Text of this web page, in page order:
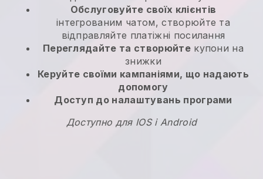
Обслуговуйте своїх клієнтів
інтегрованим чатом, створюйте та
відправляйте платіжні посилання
Переглядайте та створюйтекупони на
знижки
Керуйте своїми кампаніями, що надають
допомогу
Доступ до налаштувань програми
Доступно для IOS і Android